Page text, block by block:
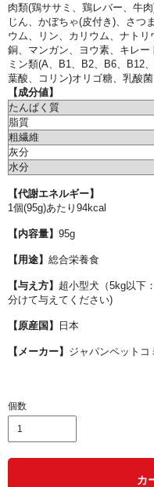
肉類(鶏ササミ、鶏レバー、牛
じん、かぼちゃ(皮付き)、さつ
ウム、リン、カリウム、ナトリ
銅、マンガン、ヨウ素、キレ
ミン類(A、B1、B2、B6、B12
葉酸、コリン)オリゴ糖、乳酸菌
【成分値】
たんぱく質
脂質
粗繊維
灰分
水分
【代謝エネルギー】
1個(95g)あたり94kcal
【内容量】 95g
【用途】 総合栄養食
【与え方】 超小型犬（5kg以下
分けて与えてください)
【原産国】 日本
【メーカー】 ジャパンペット
個数
カ